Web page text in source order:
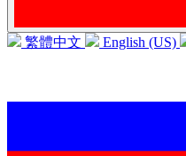
繁體中文 English (US)